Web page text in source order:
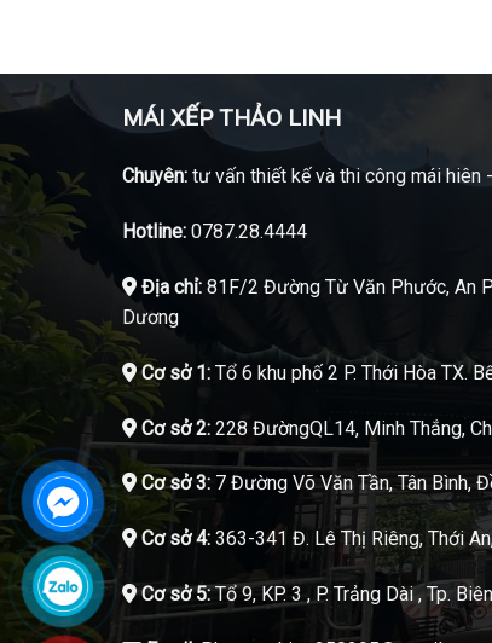
MÁI XẾP THẢO LINH
Chuyên:tư vấn thiết kế và thi công mái hiên
Hotline:0787.28.4444
Địa chỉ:81F/2 Đường Từ Văn Phước, An
Dương
Cơ sở 1:Tổ 6 khu phố 2 P. Thới Hòa TX.
Cơ sở 2:228 ĐườngQL14, Minh Thắng,
Cơ sở 3:7 Đường Võ Văn Tần, Tân Bình,
Cơ sở 4:363-341 Đ. Lê Thị Riêng, Thới
Cơ sở 5:Tổ 9, KP. 3 , P. Trảng Dài , Tp.